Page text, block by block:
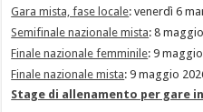
Gara mista, fase locale: venerdì 6
Semifinale nazionale mista: 8
Finale nazionale femminile: 9
Finale nazionale mista: 9 maggio
Stage di allenamento per gare